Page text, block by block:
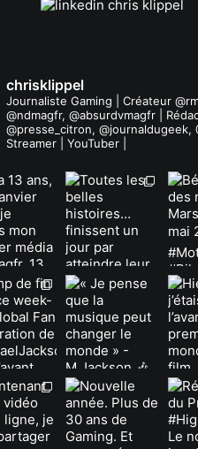
chrisklippel
Journaliste Gaming | Créateur
@ndmagfr, @absurdvmagfr |
@presse_citron, @journaldugeek,
Streamer | YouTuber |